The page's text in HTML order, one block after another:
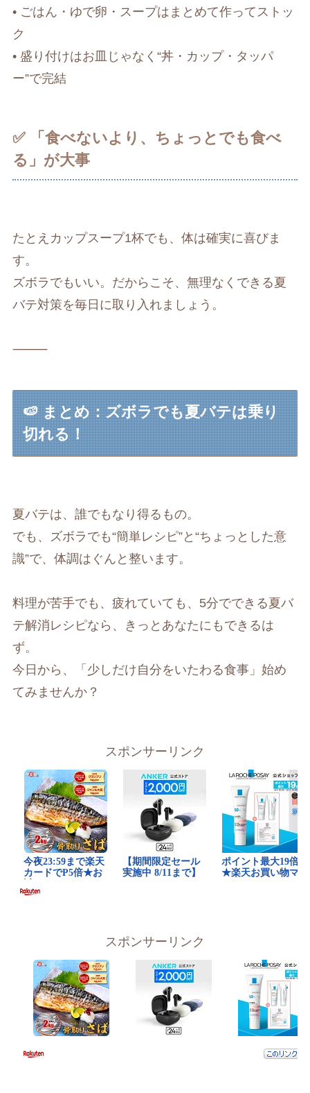
• ごはん・ゆで卵・スープはまとめて作ってストッ
ク
• 盛り付けはお皿じゃなく“丼・カップ・タッパ
ー”で完結
✅ 「食べないより、ちょっとでも食べ
る」が大事
たとえカップスープ1杯でも、体は確実に喜びま
す。
ズボラでもいい。だからこそ、無理なくできる夏
バテ対策を毎日に取り入れましょう。
⸻
🍉 まとめ：ズボラでも夏バテは乗り
切れる！
夏バテは、誰でもなり得るもの。
でも、ズボラでも“簡単レシピ”と“ちょっとした意
識”で、体調はぐんと整います。
料理が苦手でも、疲れていても、5分でできる夏バ
テ解消レシピなら、きっとあなたにもできるは
ず。
今日から、「少しだけ自分をいたわる食事」始め
てみませんか？
スポンサーリンク
スポンサーリンク